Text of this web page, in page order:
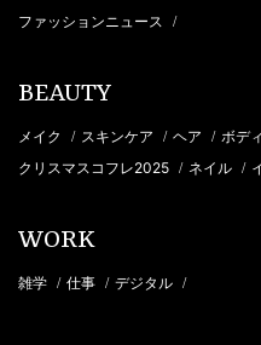
ファッションニュース /
BEAUTY
メイク / スキンケア / ヘア / ボディ
クリスマスコフレ2025 / ネイル /
WORK
雑学 / 仕事 / デジタル /